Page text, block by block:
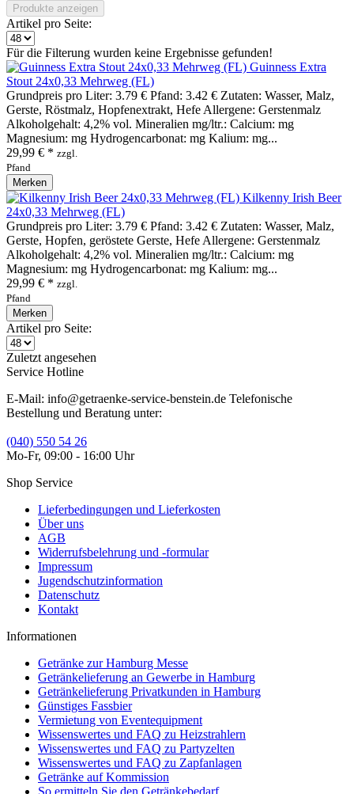
Produkte anzeigen
Artikel pro Seite:
Für die Filterung wurden keine Ergebnisse gefunden!
Guinness Extra
Stout 24x0,33 Mehrweg (FL)
Grundpreis pro Liter: 3.79 € Pfand: 3.42 € Zutaten: Wasser, Malz,
Gerste, Röstmalz, Hopfenextrakt, Hefe Allergene: Gerstenmalz
Alkoholgehalt: 4,2% vol. Mineralien mg/ltr.: Calcium: mg
Magnesium: mg Hydrogencarbonat: mg Kalium: mg...
29,99 € * zzgl.
Pfand
Merken
Kilkenny Irish Beer
24x0,33 Mehrweg (FL)
Grundpreis pro Liter: 3.79 € Pfand: 3.42 € Zutaten: Wasser, Malz,
Gerste, Hopfen, geröstete Gerste, Hefe Allergene: Gerstenmalz
Alkoholgehalt: 4,2% vol. Mineralien mg/ltr.: Calcium: mg
Magnesium: mg Hydrogencarbonat: mg Kalium: mg...
29,99 € * zzgl.
Pfand
Merken
Artikel pro Seite:
Zuletzt angesehen
Service Hotline
E-Mail: info@getraenke-service-benstein.de Telefonische
Bestellung und Beratung unter:
(040) 550 54 26
Mo-Fr, 09:00 - 16:00 Uhr
Shop Service
Lieferbedingungen und Lieferkosten
Über uns
AGB
Widerrufsbelehrung und -formular
Impressum
Jugendschutzinformation
Datenschutz
Kontakt
Informationen
Getränke zur Hamburg Messe
Getränkelieferung an Gewerbe in Hamburg
Getränkelieferung Privatkunden in Hamburg
Günstiges Fassbier
Vermietung von Eventequipment
Wissenswertes und FAQ zu Heizstrahlern
Wissenswertes und FAQ zu Partyzelten
Wissenswertes und FAQ zu Zapfanlagen
Getränke auf Kommission
So ermitteln Sie den Getränkebedarf